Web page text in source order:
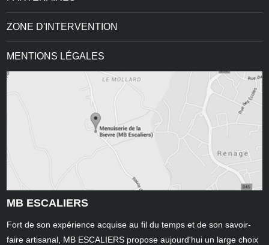
ZONE D'INTERVENTION
MENTIONS LÉGALES
MB ESCALIERS
Fort de son expérience acquise au fil du temps et de son savoir-
faire artisanal, MB ESCALIERS propose aujourd'hui un large choix